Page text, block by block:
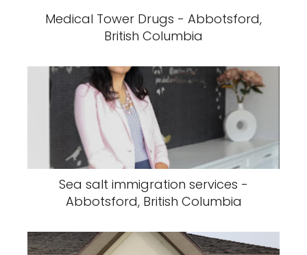
Medical Tower Drugs - Abbotsford,
British Columbia
Sea salt immigration services -
Abbotsford, British Columbia